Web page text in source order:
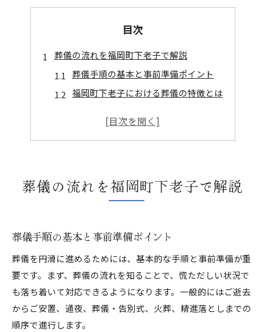
目次
葬儀の流れを福岡町下老子で解説
葬儀手順の基本と事前準備ポイント
福岡町下老子における葬儀の特徴とは
地域で選ばれる葬儀の進め方ガイド
家族に寄り添う葬儀の選び方ポイント
少人数葬儀で伝わる温かな送り方とは
家族葬の特徴と葬儀概念の基本解説
費用を抑える葬儀選びのポイント集
葬儀費用を抑えるための基本知識
無駄を省いた葬儀プランの選び方
葬儀の流れを福岡町下老子で解説
葬儀手順の基本と事前準備ポイント
葬儀を円滑に進めるためには、基本的な手順と事前準備が重
要です。まず、葬儀の流れを知ることで、慌ただしい状況で
も落ち着いて対応できるようになります。一般的にはご逝去
からご安置、通夜、葬儀・告別式、火葬、精進落としまでの
順序で進行します。